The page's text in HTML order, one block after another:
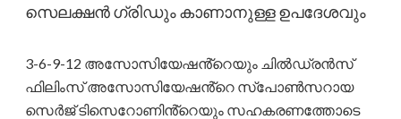
സെലക്ഷൻ ഗ്രിഡും കാണാനുള്ള ഉപദേശവും
3-6-9-12 അസോസിയേഷൻ്റെയും ചിൽഡ്രൻസ്
ഫിലിംസ് അസോസിയേഷൻ്റെ സ്‌പോൺസറായ
സെർജ് ടിസെറോണിൻ്റെയും സഹകരണത്തോടെ